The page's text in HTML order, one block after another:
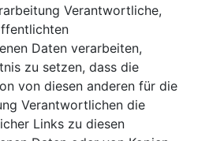
Verantwortliche,
Daten verarbeiten,
zu setzen, dass die
von diesen anderen für die
Verantwortlichen die
Links zu diesen